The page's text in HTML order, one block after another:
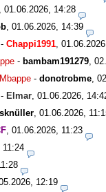
01.06.2026, 14:28
01.06.2026, 14:39
- Chappi1991
- bambam191279
Mbappe - donotrobme
- Elmar 01.06.2026,
01.06.2026,
01.06.2026, 11:23
11:24
12:19